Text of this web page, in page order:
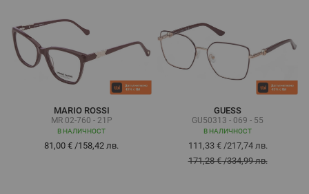
MARIO ROSSI
MR 02-760 - 21P
В НАЛИЧНОСТ
81,00 € /158,42 лв.
GUESS
GU50313 - 069 - 55
В НАЛИЧНОСТ
111,33 €/217,74 лв.
171,28 €/334,99 лв.